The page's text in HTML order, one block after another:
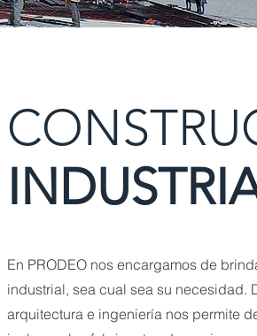
En PRODEO nos encargamos de
industrial, sea cual sea su necesidad.
arquitectura e ingeniería nos permite